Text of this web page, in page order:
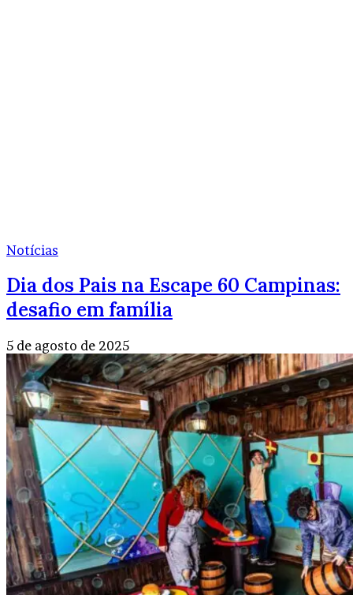
Notícias
Dia dos Pais na Escape 60 Campinas:
desafio em família
5 de agosto de 2025